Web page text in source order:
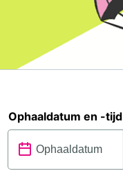
Ophaaldatum en -tijd